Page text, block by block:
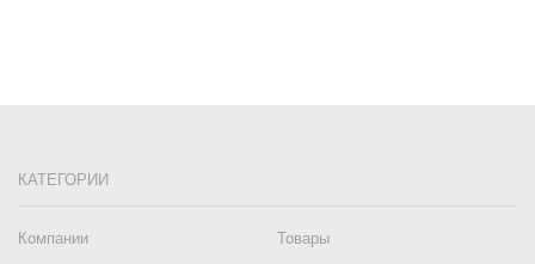
КАТЕГОРИИ
Компании
Товары